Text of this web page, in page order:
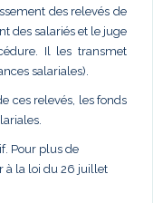
des relevés de
des salariés et le juge
Il les transmet
salariales).
ces relevés, les fonds
Pour plus de
à la loi du 26 juillet